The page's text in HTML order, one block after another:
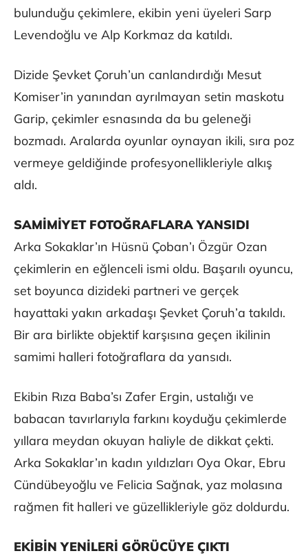
bulunduğu çekimlere, ekibin yeni üyeleri Sarp
Levendoğlu ve Alp Korkmaz da katıldı.
Dizide Şevket Çoruh’un canlandırdığı Mesut
Komiser’in yanından ayrılmayan setin maskotu
Garip, çekimler esnasında da bu geleneği
bozmadı. Aralarda oyunlar oynayan ikili, sıra poz
vermeye geldiğinde profesyonellikleriyle alkış
aldı.
SAMİMİYET FOTOĞRAFLARA YANSIDI
Arka Sokaklar’ın Hüsnü Çoban’ı Özgür Ozan
çekimlerin en eğlenceli ismi oldu. Başarılı oyuncu,
set boyunca dizideki partneri ve gerçek
hayattaki yakın arkadaşı Şevket Çoruh’a takıldı.
Bir ara birlikte objektif karşısına geçen ikilinin
samimi halleri fotoğraflara da yansıdı.
Ekibin Rıza Baba’sı Zafer Ergin, ustalığı ve
babacan tavırlarıyla farkını koyduğu çekimlerde
yıllara meydan okuyan haliyle de dikkat çekti.
Arka Sokaklar’ın kadın yıldızları Oya Okar, Ebru
Cündübeyoğlu ve Felicia Sağnak, yaz molasına
rağmen fit halleri ve güzellikleriyle göz doldurdu.
EKİBİN YENİLERİ GÖRÜCÜYE ÇIKTI